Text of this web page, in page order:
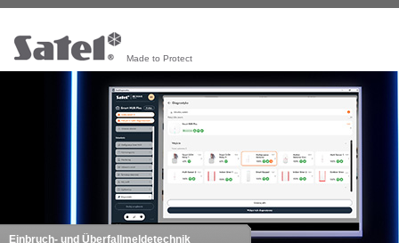
Made to Protect
Einbruch- und Überfallmeldetechnik